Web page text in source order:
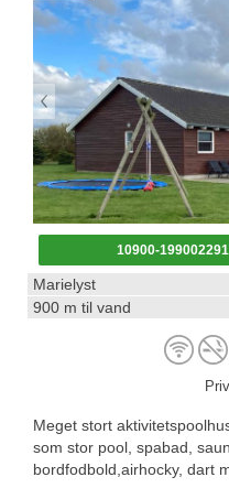
10900-
Marielyst
900 m til vand
Meget stort
som stor pool, spabad,
bordfodbold,airhocky, dart